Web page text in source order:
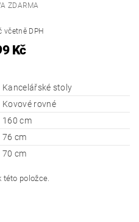
ZDARMA
včetně DPH
Kč
Kancelářské stoly
Kovové rovné
160 cm
76 cm
70 cm
této položce.